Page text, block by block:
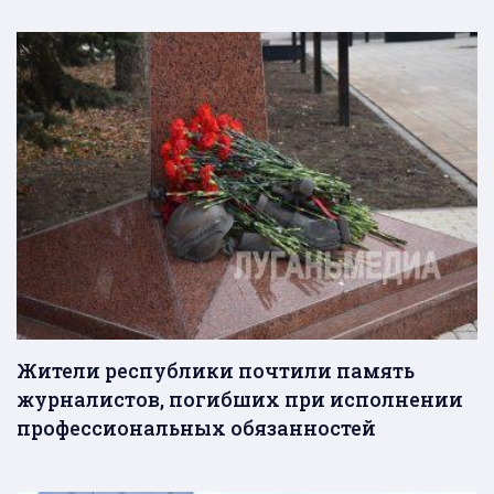
Жители республики почтили память
журналистов, погибших при исполнении
профессиональных обязанностей